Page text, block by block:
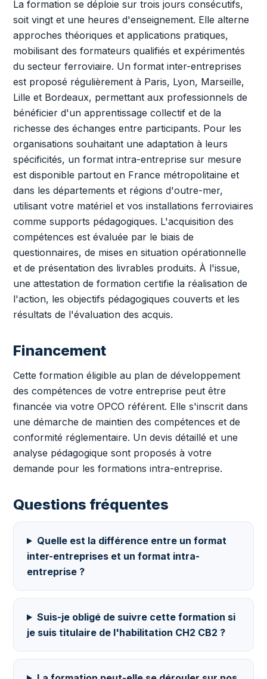
La formation se déploie sur trois jours consécutifs,
soit vingt et une heures d'enseignement. Elle alterne
approches théoriques et applications pratiques,
mobilisant des formateurs qualifiés et expérimentés
du secteur ferroviaire. Un format inter-entreprises
est proposé régulièrement à Paris, Lyon, Marseille,
Lille et Bordeaux, permettant aux professionnels de
bénéficier d'un apprentissage collectif et de la
richesse des échanges entre participants. Pour les
organisations souhaitant une adaptation à leurs
spécificités, un format intra-entreprise sur mesure
est disponible partout en France métropolitaine et
dans les départements et régions d'outre-mer,
utilisant votre matériel et vos installations ferroviaires
comme supports pédagogiques. L'acquisition des
compétences est évaluée par le biais de
questionnaires, de mises en situation opérationnelle
et de présentation des livrables produits. À l'issue,
une attestation de formation certifie la réalisation de
l'action, les objectifs pédagogiques couverts et les
résultats de l'évaluation des acquis.
Financement
Cette formation éligible au plan de développement
des compétences de votre entreprise peut être
financée via votre OPCO référent. Elle s'inscrit dans
une démarche de maintien des compétences et de
conformité réglementaire. Un devis détaillé et une
analyse pédagogique sont proposés à votre
demande pour les formations intra-entreprise.
Questions fréquentes
Quelle est la différence entre un format
inter-entreprises et un format intra-
entreprise ?
Suis-je obligé de suivre cette formation si
je suis titulaire de l'habilitation CH2 CB2 ?